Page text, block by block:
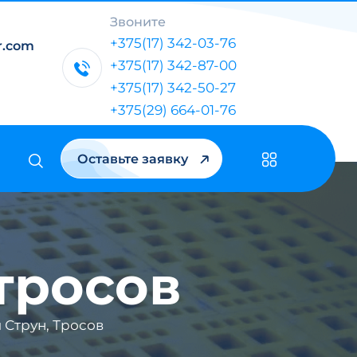
Звоните
+375(17) 342-03-76
+375(17) 342-87-00
+375(17) 342-50-27
+375(29) 664-01-76
Оставьте заявку
Тросов